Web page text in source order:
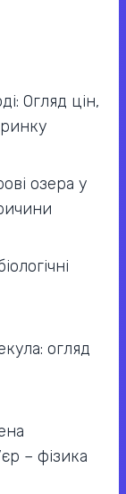
Огляд цін,
озера у
огляд
– фізика